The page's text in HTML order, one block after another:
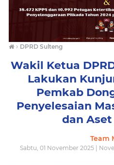
› DPRD Sulteng
Wakil Ketua
Lakukan
Pemkab
Penyelesaian
dan
Team
Sabtu, 01 November 2025 |